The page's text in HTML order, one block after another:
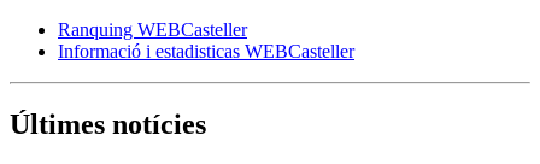
Ranquing WEBCasteller
Informació i estadisticas WEBCasteller
Últimes notícies